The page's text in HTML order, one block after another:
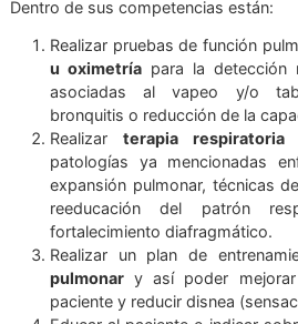
Todas estas patologías pueden
consumo del tabaco, y la
nivel de riesgo de padecerlas
seguro de tabacos.
ROL DEL
El fisioterapeuta respiratorio
consecuencias del vapeo y
ya hay afectación
respiratoria.